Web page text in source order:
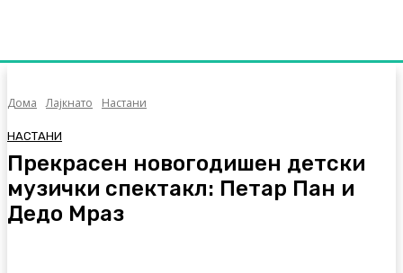
Дома Лајкнато Настани
НАСТАНИ
Прекрасен новогодишен детски
музички спектакл: Петар Пан и
Дедо Мраз